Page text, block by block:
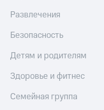
Развлечения
Безопасность
Детям и родителям
Здоровье и фитнес
Семейная группа